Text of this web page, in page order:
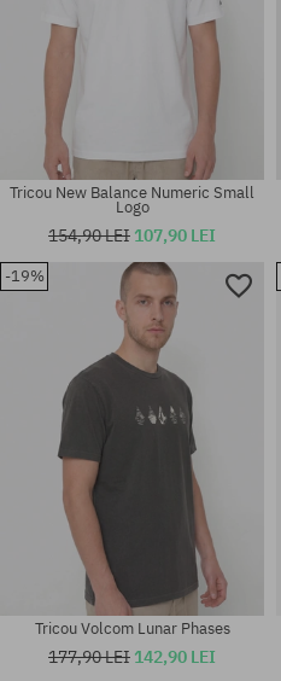
Mărimi existente:
Tricou New Balance Numeric Small
Logo
154,90 LEI 107,90 LEI
-19%
Tricou Volcom Lunar Phases
177,90 LEI 142,90 LEI